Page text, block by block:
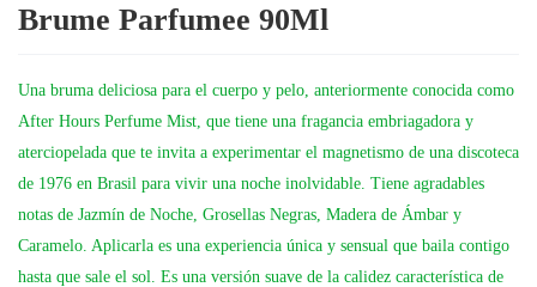
Brume Parfumee 90Ml
Una bruma deliciosa para el cuerpo y pelo, anteriormente conocida como
After Hours Perfume Mist, que tiene una fragancia embriagadora y
aterciopelada que te invita a experimentar el magnetismo de una discoteca
de 1976 en Brasil para vivir una noche inolvidable. Tiene agradables
notas de Jazmín de Noche, Grosellas Negras, Madera de Ámbar y
Caramelo. Aplicarla es una experiencia única y sensual que baila contigo
hasta que sale el sol. Es una versión suave de la calidez característica de